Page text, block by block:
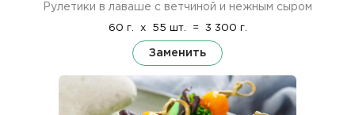
Рулетики в лаваше с ветчиной и нежным сыром
60 г. x 55 шт. = 3 300 г.
Заменить